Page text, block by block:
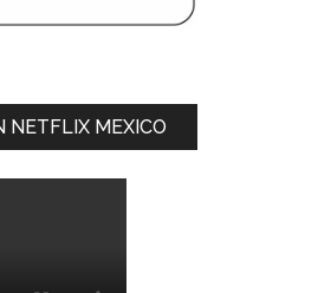
NETFLIX MEXICO